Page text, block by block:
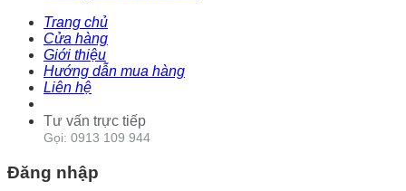
Trang chủ
Cửa hàng
Giới thiệu
Hướng dẫn mua hàng
Liên hệ
Tư vấn trực tiếp
Gọi: 0913 109 944
Đăng nhập